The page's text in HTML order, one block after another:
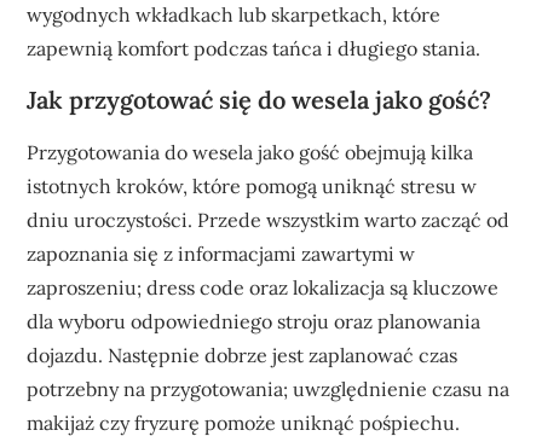
wygodnych wkładkach lub skarpetkach, które
zapewnią komfort podczas tańca i długiego stania.
Jak przygotować się do wesela jako gość?
Przygotowania do wesela jako gość obejmują kilka
istotnych kroków, które pomogą uniknąć stresu w
dniu uroczystości. Przede wszystkim warto zacząć od
zapoznania się z informacjami zawartymi w
zaproszeniu; dress code oraz lokalizacja są kluczowe
dla wyboru odpowiedniego stroju oraz planowania
dojazdu. Następnie dobrze jest zaplanować czas
potrzebny na przygotowania; uwzględnienie czasu na
makijaż czy fryzurę pomoże uniknąć pośpiechu.